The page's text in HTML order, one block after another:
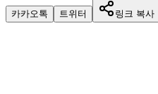
카카오톡 트위터 링크 복사